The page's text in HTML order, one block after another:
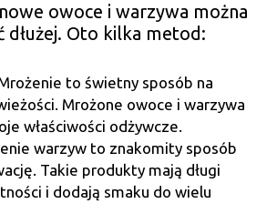
owoce i warzywa można
dłużej. Oto kilka metod:
to świetny sposób na
Mrożone owoce i warzywa
właściwości odżywcze.
warzyw to znakomity sposób
Takie produkty mają długi
i dodają smaku do wielu